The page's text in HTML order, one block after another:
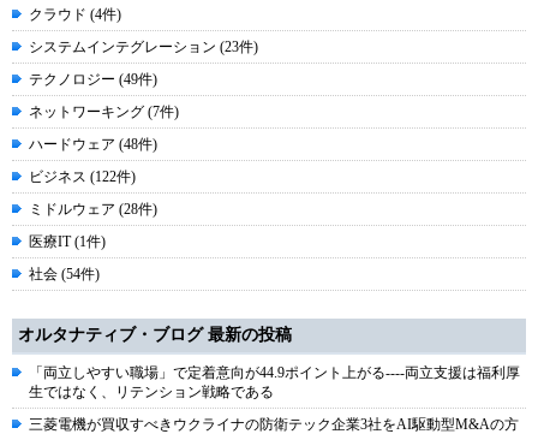
クラウド (4件)
システムインテグレーション (23件)
テクノロジー (49件)
ネットワーキング (7件)
ハードウェア (48件)
ビジネス (122件)
ミドルウェア (28件)
医療IT (1件)
社会 (54件)
オルタナティブ・ブログ 最新の投稿
「両立しやすい職場」で定着意向が44.9ポイント上がる----両立支援は福利厚
生ではなく、リテンション戦略である
三菱電機が買収すべきウクライナの防衛テック企業3社をAI駆動型M&Aの方